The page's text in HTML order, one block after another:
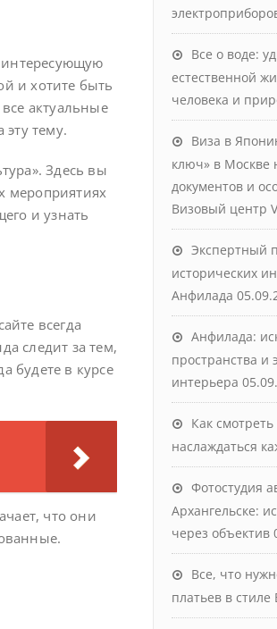
интересующую
и хотите быть
актуальные
тему.
Здесь вы
мероприятиях
и узнать
всегда
следит за тем,
будете в курсе
что они
Все о воде:
естественной
человека и
Виза в
ключ» в Москве
документов и
Визовый центр
Экспертный
исторических
Анфилада
Анфилада:
пространства и
интерьера
Как
наслаждаться
Фотостудия
Архангельске:
через объектив
Все, что
платьев в